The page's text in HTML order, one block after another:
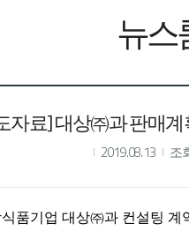
뉴스
자료] 대상㈜과 판매
2019.08.13 조
품기업 대상㈜과 컨설팅 계